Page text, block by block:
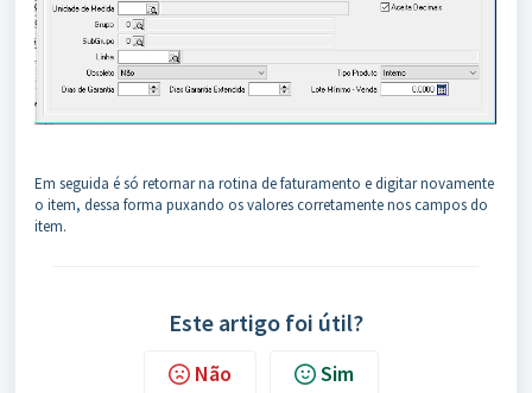
Em seguida é só retornar na rotina de faturamento e digitar novamente
o item, dessa forma puxando os valores corretamente nos campos do
item.
Este artigo foi útil?
Não Sim